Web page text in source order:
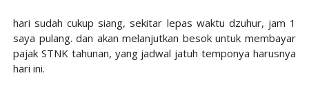
hari sudah cukup siang, sekitar lepas waktu dzuhur, jam 1
saya pulang. dan akan melanjutkan besok untuk membayar
pajak STNK tahunan, yang jadwal jatuh temponya harusnya
hari ini.